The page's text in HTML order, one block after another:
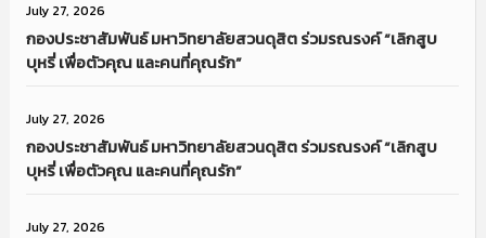
July 27, 2026
กองประชาสัมพันธ์ มหาวิทยาลัยสวนดุสิต ร่วมรณรงค์ “เลิกสูบ
บุหรี่ เพื่อตัวคุณ และคนที่คุณรัก”
July 27, 2026
กองประชาสัมพันธ์ มหาวิทยาลัยสวนดุสิต ร่วมรณรงค์ “เลิกสูบ
บุหรี่ เพื่อตัวคุณ และคนที่คุณรัก”
July 27, 2026